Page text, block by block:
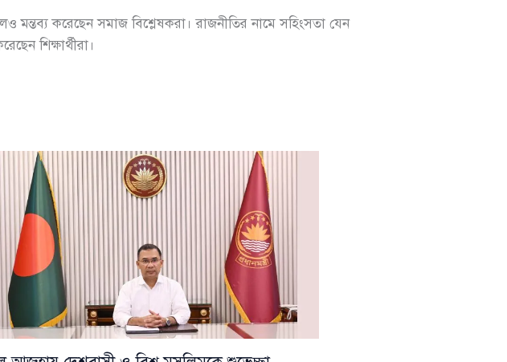
করেছেন সমাজ বিশ্লেষকরা। রাজনীতির নামে সহিংসতা যেন
শিক্ষার্থীরা।